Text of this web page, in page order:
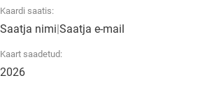
Kaardi saatis:
Saatja nimi|Saatja e-mail
Kaart saadetud:
2026